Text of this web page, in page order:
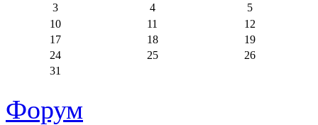
3 4
5
10
11
12
17
18
19
24
25
26
31
Форум